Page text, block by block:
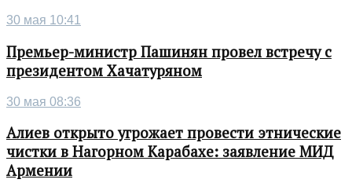
30 мая 10:41
Премьер-министр Пашинян провел встречу с
президентом Хачатуряном
30 мая 08:36
Алиев открыто угрожает провести этнические
чистки в Нагорном Карабахе: заявление МИД
Армении